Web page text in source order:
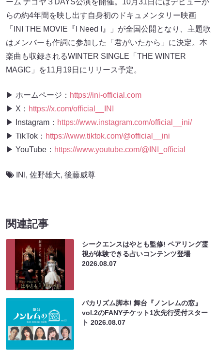
らの約4年間を映し出す自身初のドキュメンタリー映画
「INI THE MOVIE『I Need I』」が全国公開となり、主題歌
はメンバーも作詞に参加した「君がいたから」に決定。本
楽曲も収録されるWINTER SINGLE「THE WINTER
MAGIC」を11月19日にリリース予定。
▶ ホームページ： https://ini-official.com
▶ X： https://x.com/official__INI
▶ Instagram： https://www.instagram.com/official__ini/
▶ TikTok： https://www.tiktok.com/@official__ini
▶ YouTube： https://www.youtube.com/@INI_official
INI , 佐野雄大, 後藤威尊
関連記事
シークエンスはやとも監修! ペアリング霊
視が体験できる占いコンテンツ登場
2026.08.07
バカリズム脚本! 舞台『ノンレムの窓』
vol.2のFANYチケット1次先行受付スター
ト2026.08.07